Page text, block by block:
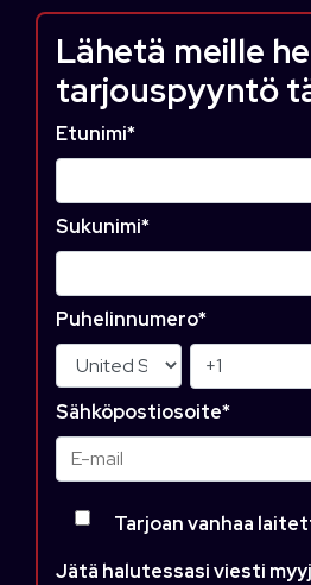
Lähetä meille
tarjouspyyntö
Etunimi*
Sukunimi*
Puhelinnumero*
Sähköpostiosoite*
Tarjoan vanhaa
Jätä halutessasi viesti